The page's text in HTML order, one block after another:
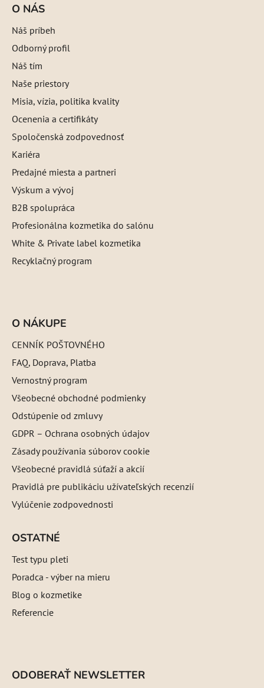
O NÁS
Náš príbeh
Odborný profil
Náš tím
Naše priestory
Misia, vízia, politika kvality
Ocenenia a certifikáty
Spoločenská zodpovednosť
Kariéra
Predajné miesta a partneri
Výskum a vývoj
B2B spolupráca
Profesionálna kozmetika do salónu
White & Private label kozmetika
Recyklačný program
O NÁKUPE
CENNÍK POŠTOVNÉHO
FAQ, Doprava, Platba
Vernostný program
Všeobecné obchodné podmienky
Odstúpenie od zmluvy
GDPR – Ochrana osobných údajov
Zásady používania súborov cookie
Všeobecné pravidlá súťaží a akcií
Pravidlá pre publikáciu užívateľských recenzií
Vylúčenie zodpovednosti
OSTATNÉ
Test typu pleti
Poradca - výber na mieru
Blog o kozmetike
Referencie
ODOBERAŤ NEWSLETTER